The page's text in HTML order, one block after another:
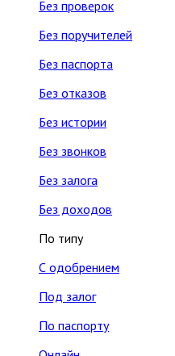
Без проверок
Без поручителей
Без паспорта
Без отказов
Без истории
Без звонков
Без залога
Без доходов
По типу
С одобрением
Под залог
По паспорту